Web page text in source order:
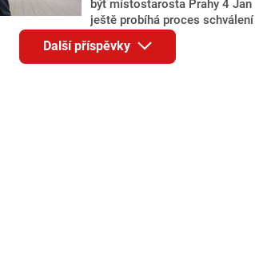
být místostarosta Prahy 4 Jan
ještě probíhá proces
Jana Hušbauera Výborem
redakci místopředseda
Benkovič. O Hušbauerovi se
Další příspěvky